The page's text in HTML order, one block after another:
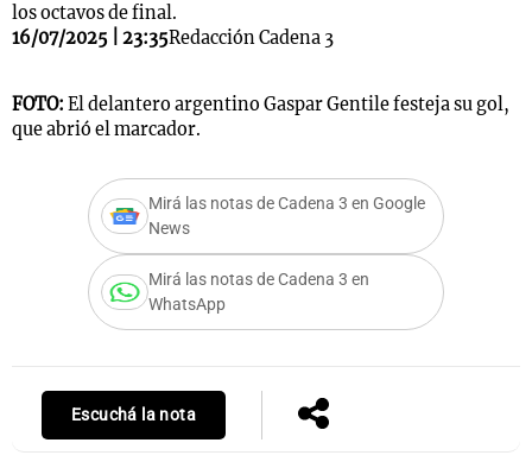
los octavos de final.
16/07/2025 | 23:35Redacción Cadena 3
FOTO: El delantero argentino Gaspar Gentile festeja su gol,
que abrió el marcador.
Mirá las notas de Cadena 3 en Google
News
Mirá las notas de Cadena 3 en
WhatsApp
Escuchá la nota